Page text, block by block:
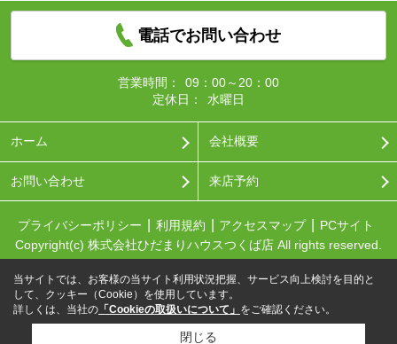
電話でお問い合わせ
営業時間：
09：00～20：00
定休日：
水曜日
ホーム 会社概要
お問い合わせ 来店予約
プライバシーポリシー 利用規約 アクセスマップ
PCサイト
Copyright(c) 株式会社ひだまりハウスつくば店 All rights reserved.
当サイトでは、お客様の当サイト利用状況把握、サービス向上検討を目的と
して、クッキー（Cookie）を使用しています。
詳しくは、当社の 「Cookieの取扱いについて」 をご確認ください。
閉じる